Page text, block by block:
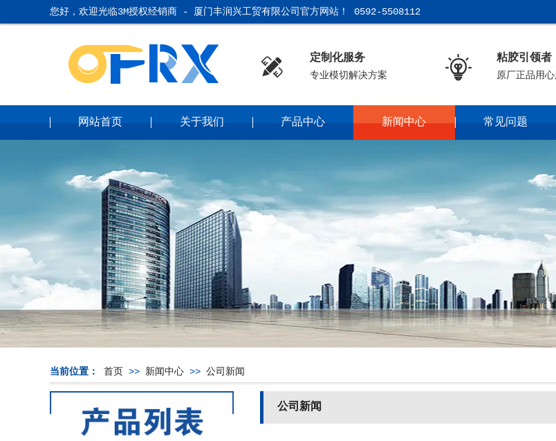
您好，欢迎光临3M授权经销商 - 厦门丰润兴工贸有限公司官方网站！ 0592-5508112
 定制化服务
专业模切解决方案  粘胶引领者
原厂正品用
网站首页 关于我们 产品中心 新闻中心 常见问题
当前位置： 首页 >> 新闻中心 >> 公司新闻
公司新闻